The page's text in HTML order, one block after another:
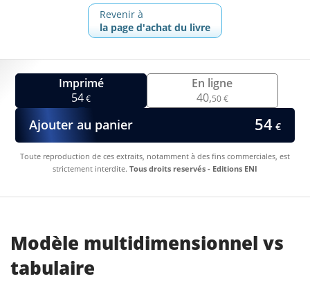
Revenir à
la page d'achat du livre
Imprimé
54€
En ligne
40,50 €
Ajouter au panier 54€
Toute reproduction de ces extraits, notamment à des fins commerciales, est
strictement interdite. Tous droits reservés - Editions ENI
Modèle multidimensionnel vs
tabulaire